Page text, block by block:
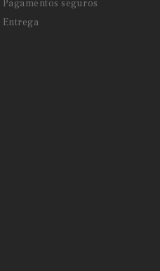
Pagamentos seguros
Entrega